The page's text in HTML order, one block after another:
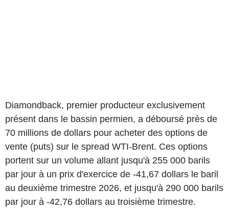
Diamondback, premier producteur exclusivement
présent dans le bassin permien, a déboursé près de
70 millions de dollars pour acheter des options de
vente (puts) sur le spread WTI-Brent. Ces options
portent sur un volume allant jusqu'à 255 000 barils
par jour à un prix d'exercice de -41,67 dollars le baril
au deuxième trimestre 2026, et jusqu'à 290 000 barils
par jour à -42,76 dollars au troisième trimestre.